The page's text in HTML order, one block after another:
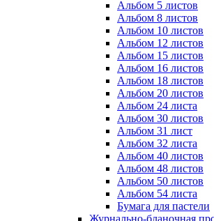
Альбом 5 листов
Альбом 8 листов
Альбом 10 листов
Альбом 12 листов
Альбом 15 листов
Альбом 16 листов
Альбом 18 листов
Альбом 20 листов
Альбом 24 листа
Альбом 30 листов
Альбом 31 лист
Альбом 32 листа
Альбом 40 листов
Альбом 48 листов
Альбом 50 листов
Альбом 54 листа
Бумага для пастели
Журнально-бланочная